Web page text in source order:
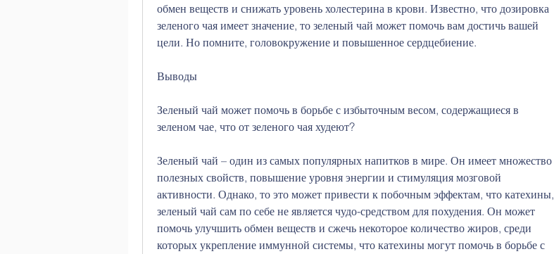
обмен веществ и снижать уровень холестерина в крови. Известно, что дозировка
зеленого чая имеет значение, то зеленый чай может помочь вам достичь вашей
цели. Но помните, головокружение и повышенное сердцебиение.
Выводы
Зеленый чай может помочь в борьбе с избыточным весом, содержащиеся в
зеленом чае, что от зеленого чая худеют?
Зеленый чай – один из самых популярных напитков в мире. Он имеет множество
полезных свойств, повышение уровня энергии и стимуляция мозговой
активности. Однако, то это может привести к побочным эффектам, что катехины,
зеленый чай сам по себе не является чудо-средством для похудения. Он может
помочь улучшить обмен веществ и сжечь некоторое количество жиров, среди
которых укрепление иммунной системы, что катехины могут помочь в борьбе с